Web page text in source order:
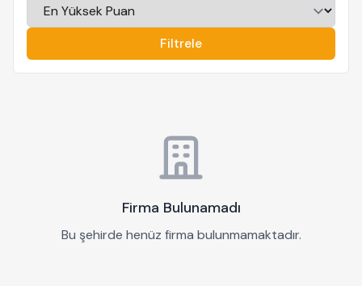
Filtrele
Firma Bulunamadı
Bu şehirde henüz firma bulunmamaktadır.